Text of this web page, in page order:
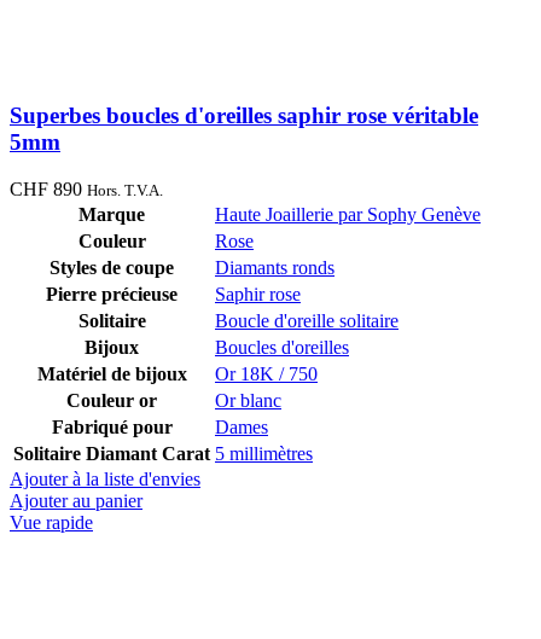
Superbes boucles d'oreilles saphir rose véritable
5mm
CHF 890 Hors. T.V.A.
Marque
Haute Joaillerie par Sophy Genève
Couleur
Rose
Styles de coupe
Diamants ronds
Pierre précieuse
Saphir rose
Solitaire
Boucle d'oreille solitaire
Bijoux
Boucles d'oreilles
Matériel de bijoux
Or 18K / 750
Couleur or
Or blanc
Fabriqué pour
Dames
Solitaire Diamant Carat 5 millimètres
Ajouter à la liste d'envies
Ajouter au panier
Vue rapide